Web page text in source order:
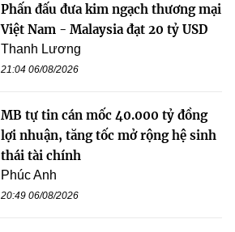
Phấn đấu đưa kim ngạch thương mại
Việt Nam - Malaysia đạt 20 tỷ USD
Thanh Lương
21:04 06/08/2026
MB tự tin cán mốc 40.000 tỷ đồng
lợi nhuận, tăng tốc mở rộng hệ sinh
thái tài chính
Phúc Anh
20:49 06/08/2026